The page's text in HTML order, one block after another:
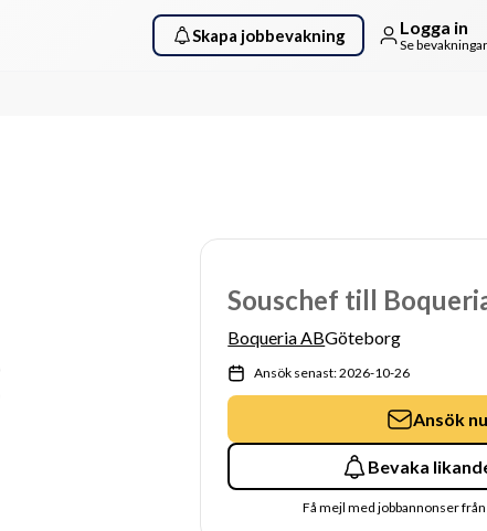
Skapa jobbevakning Logga in
Se bevakningar
Souschef till
Boqueria ABGöteborg
Ansök senast: 2026-10-26
Ansök nu
Bevaka
Få mejl med jobbannonser